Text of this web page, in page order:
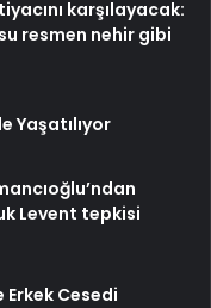
karşılayacak:
resmen nehir gibi
Yaşatılıyor
Levent tepkisi
Erkek Cesedi